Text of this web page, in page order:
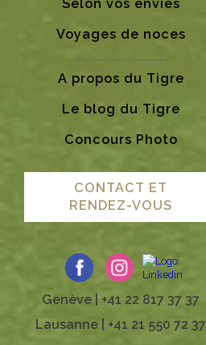
Selon vos envies
Voyages de noces
A propos du Tigre
Le blog du Tigre
Concours Photo
CONTACT ET
RENDEZ-VOUS
Genève | +41 22 817 37 37
Lausanne | +41 21 550 72 37